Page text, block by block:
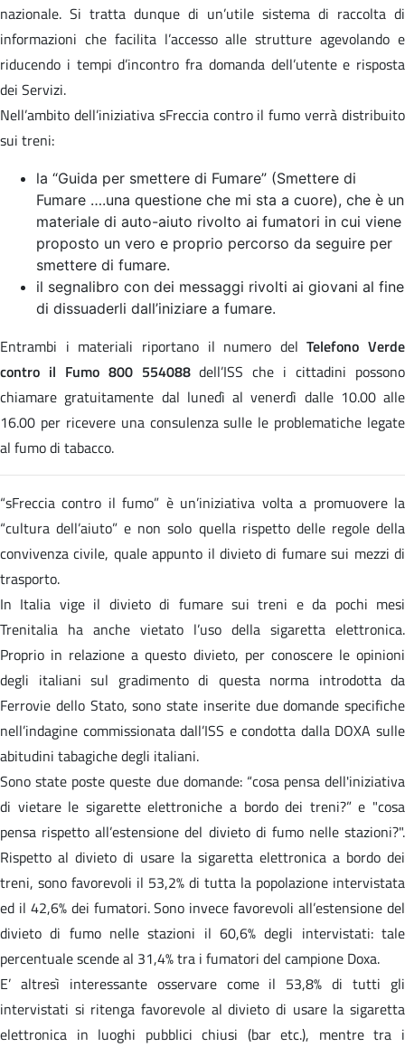
nazionale. Si tratta dunque di un’utile sistema di raccolta di
informazioni che facilita l’accesso alle strutture agevolando e
riducendo i tempi d’incontro fra domanda dell’utente e risposta
dei Servizi.
Nell’ambito dell’iniziativa sFreccia contro il fumo verrà distribuito
sui treni:
la “Guida per smettere di Fumare” (Smettere di
Fumare ….una questione che mi sta a cuore), che è un
materiale di auto-aiuto rivolto ai fumatori in cui viene
proposto un vero e proprio percorso da seguire per
smettere di fumare.
il segnalibro con dei messaggi rivolti ai giovani al fine
di dissuaderli dall’iniziare a fumare.
Entrambi i materiali riportano il numero delTelefono Verde
contro il Fumo 800 554088dell’ISS che i cittadini possono
chiamare gratuitamente dal lunedì al venerdì dalle 10.00 alle
16.00 per ricevere una consulenza sulle le problematiche legate
al fumo di tabacco.
“sFreccia contro il fumo” è un’iniziativa volta a promuovere la
“cultura dell’aiuto” e non solo quella rispetto delle regole della
convivenza civile, quale appunto il divieto di fumare sui mezzi di
trasporto.
In Italia vige il divieto di fumare sui treni e da pochi mesi
Trenitalia ha anche vietato l’uso della sigaretta elettronica.
Proprio in relazione a questo divieto, per conoscere le opinioni
degli italiani sul gradimento di questa norma introdotta da
Ferrovie dello Stato, sono state inserite due domande specifiche
nell’indagine commissionata dall’ISS e condotta dalla DOXA sulle
abitudini tabagiche degli italiani.
Sono state poste queste due domande: “cosa pensa dell'iniziativa
di vietare le sigarette elettroniche a bordo dei treni?” e "cosa
pensa rispetto all’estensione del divieto di fumo nelle stazioni?".
Rispetto al divieto di usare la sigaretta elettronica a bordo dei
treni, sono favorevoli il 53,2% di tutta la popolazione intervistata
ed il 42,6% dei fumatori. Sono invece favorevoli all’estensione del
divieto di fumo nelle stazioni il 60,6% degli intervistati: tale
percentuale scende al 31,4% tra i fumatori del campione Doxa.
E’ altresì interessante osservare come il 53,8% di tutti gli
intervistati si ritenga favorevole al divieto di usare la sigaretta
elettronica in luoghi pubblici chiusi (bar etc.), mentre tra i